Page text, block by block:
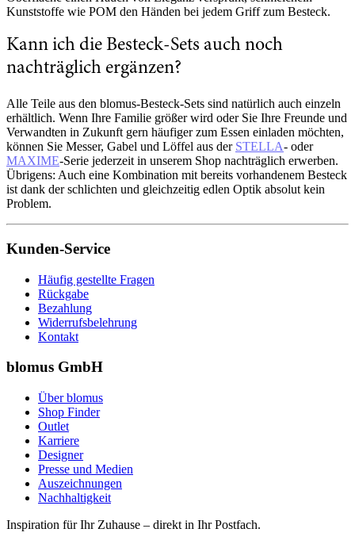
Kunststoffe wie POM den Händen bei jedem Griff zum Besteck.
Kann ich die Besteck-Sets auch noch
nachträglich ergänzen?
Alle Teile aus den blomus-Besteck-Sets sind natürlich auch einzeln
erhältlich. Wenn Ihre Familie größer wird oder Sie Ihre Freunde und
Verwandten in Zukunft gern häufiger zum Essen einladen möchten,
können Sie Messer, Gabel und Löffel aus der STELLA- oder
MAXIME-Serie jederzeit in unserem Shop nachträglich erwerben.
Übrigens: Auch eine Kombination mit bereits vorhandenem Besteck
ist dank der schlichten und gleichzeitig edlen Optik absolut kein
Problem.
Kunden-Service
Häufig gestellte Fragen
Rückgabe
Bezahlung
Widerrufsbelehrung
Kontakt
blomus GmbH
Über blomus
Shop Finder
Outlet
Karriere
Designer
Presse und Medien
Auszeichnungen
Nachhaltigkeit
Inspiration für Ihr Zuhause – direkt in Ihr Postfach.